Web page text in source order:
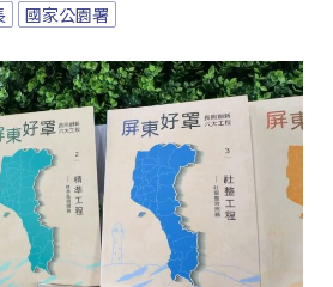
國家公園署